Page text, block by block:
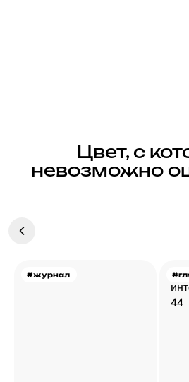
Цвет, с
невозможно
#журнал